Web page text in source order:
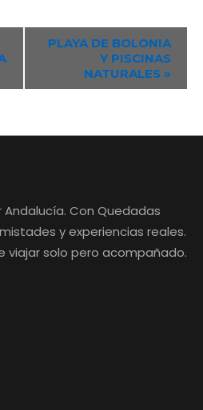
PLAYA DE BOLONIA
Y PISCINAS
NATURALES »
Con Quedadas
y experiencias reales.
viajar solo pero acompañado.